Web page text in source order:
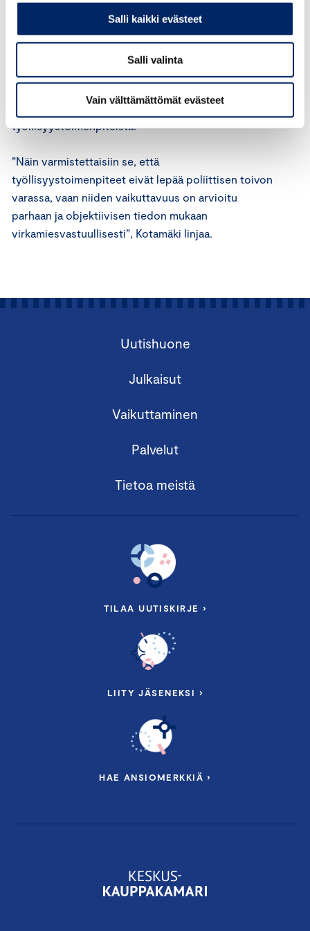
Salli kaikki evästeet
Salli valinta
Vain välttämättömät evästeet
työmarkkinapöydissä”, Kotamäki pohtii.
Kotamäki toivoo, että prosessin uskottavuuden
prosessiin laskemalla vaikuttavuusarviota
työllisyystoimenpiteistä.
”Näin varmistettaisiin se, että
työllisyystoimenpiteet eivät lepää poliittisen toivon
varassa, vaan niiden vaikuttavuus on arvioitu
parhaan ja objektiivisen tiedon mukaan
virkamiesvastuullisesti”, Kotamäki linjaa.
Uutishuone
Julkaisut
Vaikuttaminen
Palvelut
Tietoa meistä
TILAA UUTISKIRJE ›
LIITY JÄSENEKSI ›
HAE ANSIOMERKKIÄ ›